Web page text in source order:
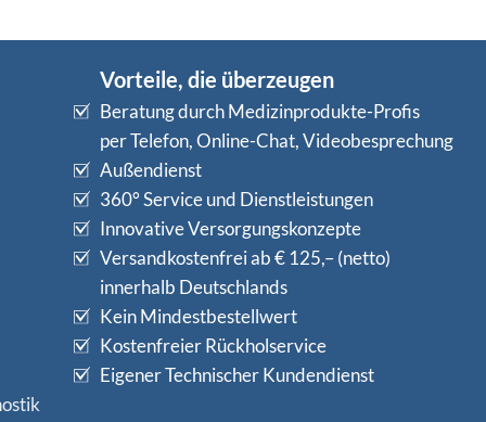
Vorteile, die überzeugen
Beratung durch Medizinprodukte-Profis
per Telefon, Online-Chat, Videobesprechung
Außendienst
360° Service und Dienstleistungen
Innovative Versorgungskonzepte
Versandkostenfrei ab € 125,– (netto)
innerhalb Deutschlands
Kein Mindestbestellwert
Kostenfreier Rückholservice
Eigener Technischer Kundendienst